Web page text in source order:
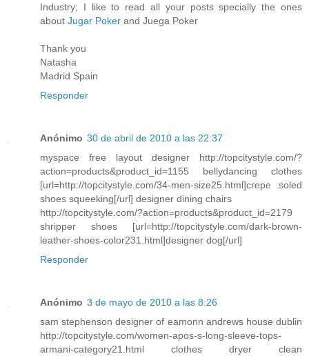
Industry; I like to read all your posts specially the ones
about Jugar Poker and Juega Poker
Thank you
Natasha
Madrid Spain
Responder
Anónimo 30 de abril de 2010 a las 22:37
myspace free layout designer http://topcitystyle.com/?
action=products&product_id=1155 bellydancing clothes
[url=http://topcitystyle.com/34-men-size25.html]crepe soled
shoes squeeking[/url] designer dining chairs
http://topcitystyle.com/?action=products&product_id=2179
shripper shoes [url=http://topcitystyle.com/dark-brown-
leather-shoes-color231.html]designer dog[/url]
Responder
Anónimo 3 de mayo de 2010 a las 8:26
sam stephenson designer of eamonn andrews house dublin
http://topcitystyle.com/women-apos-s-long-sleeve-tops-
armani-category21.html clothes dryer clean